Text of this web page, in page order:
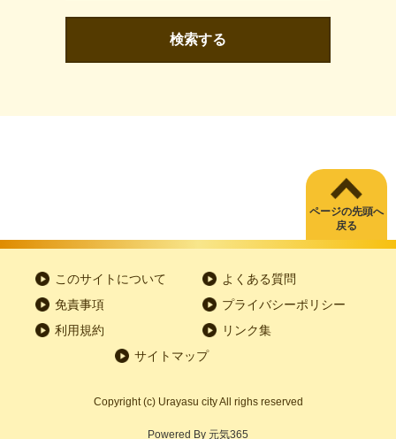
検索する
ページの先頭へ
戻る
このサイトについて
よくある質問
免責事項
プライバシーポリシー
利用規約
リンク集
サイトマップ
Copyright(c) Urayasu city All righs reserved
Powered By 元気365